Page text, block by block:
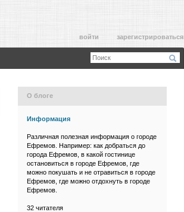
войти зарегистрироваться
О блоге
Информация
Различная полезная информация о городе
Ефремов. Например: как добраться до
города Ефремов, в какой гостинице
остановиться в городе Ефремов, где
можно покушать и не отравиться в городе
Ефремов, где можно отдохнуть в городе
Ефремов.
32 читателя